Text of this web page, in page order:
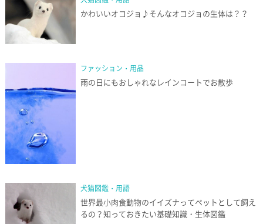
かわいいオコジョ♪そんなオコジョの生体は？？
ファッション・用品
雨の日にもおしゃれなレインコートでお散歩
犬猫図鑑・用語
世界最小肉食動物のイイズナってペットとして飼え
るの？知っておきたい基礎知識・生体図鑑